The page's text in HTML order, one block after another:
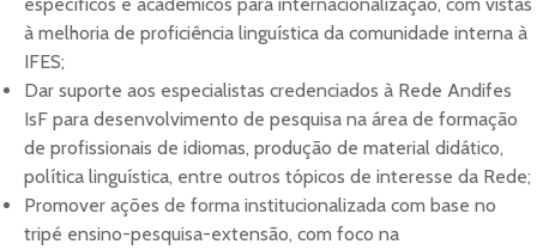
à melhoria de proficiência linguística da comunidade interna à
IFES;
Dar suporte aos especialistas credenciados à Rede Andifes
IsF para desenvolvimento de pesquisa na área de formação
de profissionais de idiomas, produção de material didático,
política linguística, entre outros tópicos de interesse da Rede;
Promover ações de forma institucionalizada com base no
tripé ensino-pesquisa-extensão, com foco na